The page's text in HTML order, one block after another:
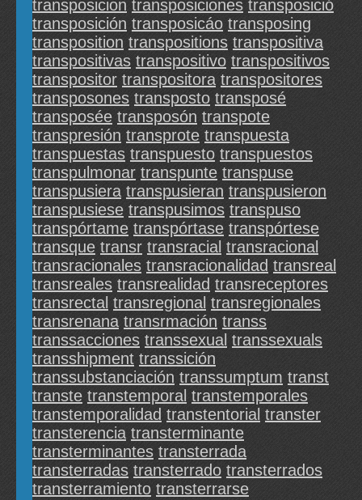
transposicion transposiciones transposició
transposición transposicáo transposing
transposition transpositions transpositiva
transpositivas transpositivo transpositivos
transpositor transpositora transpositores
transposones transposto transposé
transposée transposón transpote
transpresión transprote transpuesta
transpuestas transpuesto transpuestos
transpulmonar transpunte transpuse
transpusiera transpusieran transpusieron
transpusiese transpusimos transpuso
transpórtame transpórtase transpórtese
transque transr transracial transracional
transracionales transracionalidad transreal
transreales transrealidad transreceptores
transrectal transregional transregionales
transrenana transrmación transs
transsacciones transsexual transsexuals
transshipment transsición
transsubstanciación transsumptum transt
transte transtemporal transtemporales
transtemporalidad transtentorial transter
transterencia transterminante
transterminantes transterrada
transterradas transterrado transterrados
transterramiento transterrarse